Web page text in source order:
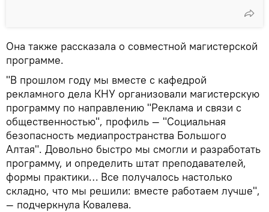
Она также рассказала о совместной магистерской
программе.
"В прошлом году мы вместе с кафедрой
рекламного дела КНУ организовали магистерскую
программу по направлению "Реклама и связи с
общественностью", профиль — "Социальная
безопасность медиапространства Большого
Алтая". Довольно быстро мы смогли и разработать
программу, и определить штат преподавателей,
формы практики… Все получалось настолько
складно, что мы решили: вместе работаем лучше",
— подчеркнула Ковалева.